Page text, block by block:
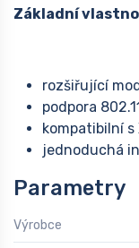
Základní
rozšiřující
podpora
kompatibilní s
jednoduchá
Parametry
Výrobce